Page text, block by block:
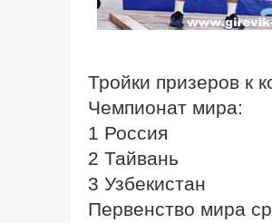
Тройки призеров к
Чемпионат мира:
1 Россия
2 Тайвань
3 Узбекистан
Первенство мира